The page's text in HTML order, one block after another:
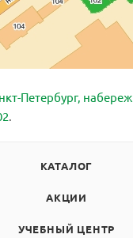
Петербург,
.
КАТАЛОГ
АКЦИИ
УЧЕБНЫЙ ЦЕНТР